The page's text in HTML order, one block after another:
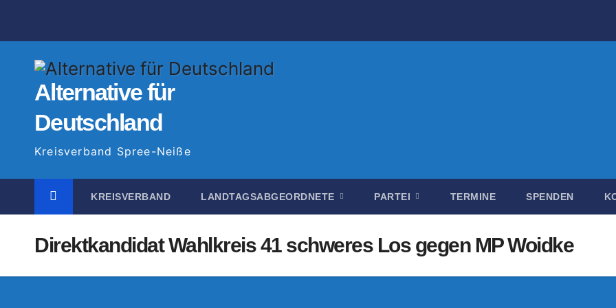
Alternative für
Deutschland
Kreisverband Spree-Neiße
KREISVERBAND LANDTAGSABGEORDNETE PARTEI TERMINE SPENDEN
Direktkandidat Wahlkreis 41 schweres Los gegen MP Woidke